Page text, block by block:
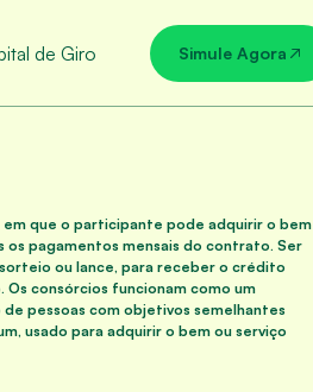
de Giro Simule Agora
que o participante pode adquirir o bem
pagamentos mensais do contrato. Ser
ou lance, para receber o crédito
consórcios funcionam como um
pessoas com objetivos semelhantes
usado para adquirir o bem ou serviço